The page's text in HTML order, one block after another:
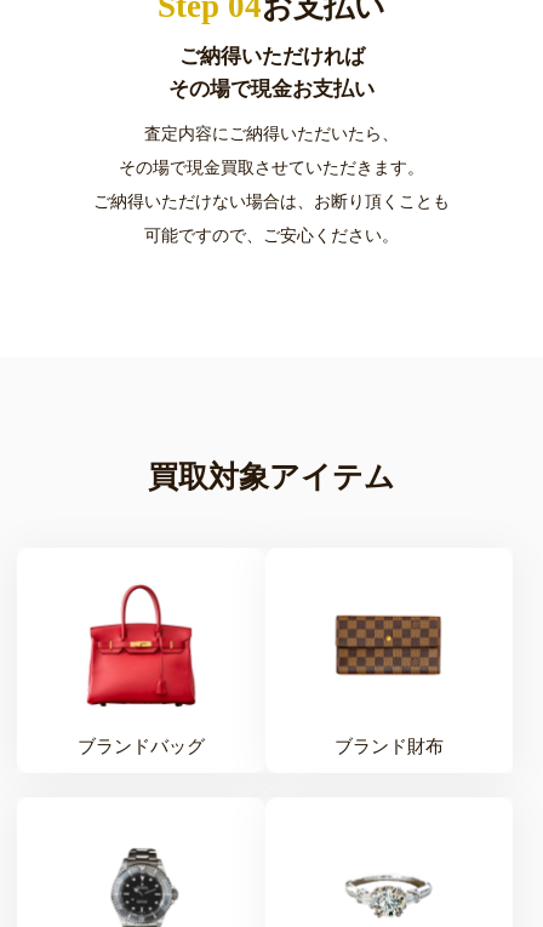
お支払い
ご納得いただければ
その場で現金お支払い
査定内容にご納得いただいたら、
その場で現金買取させていただきます。
ご納得いただけない場合は、お断り頂くことも
可能ですので、ご安心ください。
買取対象アイテム
ブランドバッグ ブランド財布